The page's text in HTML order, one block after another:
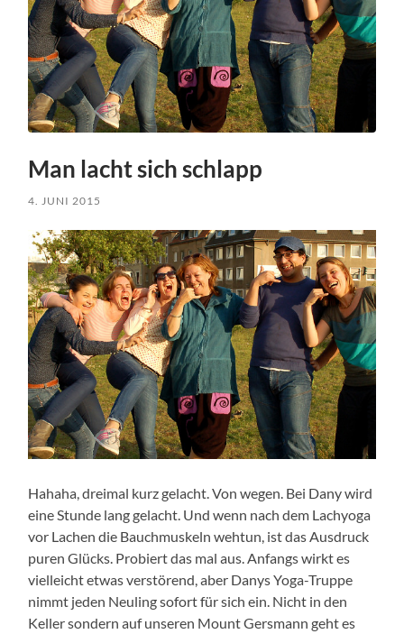
Man lacht sich schlapp
4. JUNI 2015
Hahaha, dreimal kurz gelacht. Von wegen. Bei Dany wird
eine Stunde lang gelacht. Und wenn nach dem Lachyoga
vor Lachen die Bauchmuskeln wehtun, ist das Ausdruck
puren Glücks. Probiert das mal aus. Anfangs wirkt es
vielleicht etwas verstörend, aber Danys Yoga-Truppe
nimmt jeden Neuling sofort für sich ein. Nicht in den
Keller sondern auf unseren Mount Gersmann geht es